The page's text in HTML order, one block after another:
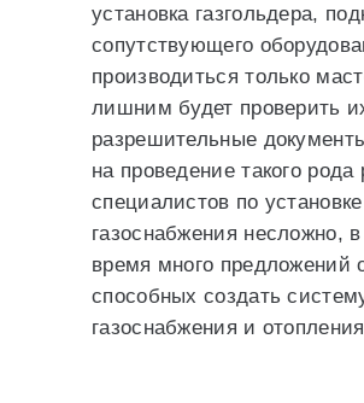
установка газгольдера,
сопутствующего
производиться только
лишним будет проверить
разрешительные
на проведение такого рода
специалистов по
газоснабжения несложно,
время много предложений
способных создать
газоснабжения и